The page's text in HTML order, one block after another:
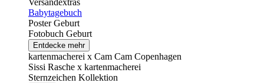
Versandextras
Babytagebuch
Poster Geburt
Fotobuch Geburt
Entdecke mehr
kartenmacherei x Cam Cam Copenhagen
Sissi Rasche x kartenmacherei
Sternzeichen Kollektion